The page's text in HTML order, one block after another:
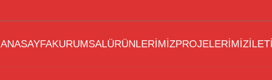
ANASAYFAKURUMSALÜRÜNLERİMİZPROJELERİMİZ